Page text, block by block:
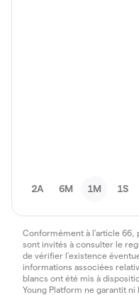
2A 6M 1M 1S
Conformément à l’article 66,
sont invités à consulter le
de vérifier l’existence
informations associées
blancs ont été mis à
Young Platform ne garantit ni